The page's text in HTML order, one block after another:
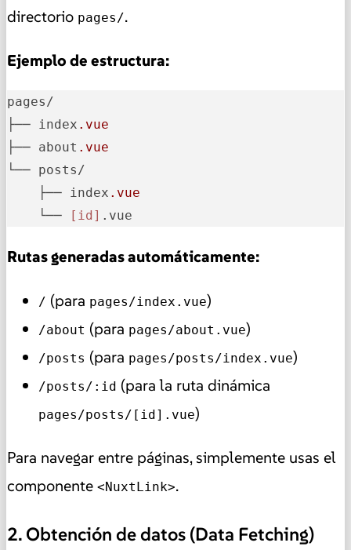
directorio pages/.
Ejemplo de estructura:
pages/
├── index .vue
├── about .vue
└── posts/
    ├── index
.vue
    └──
[id] .vue
Rutas generadas automáticamente:
/ (para pages/index.vue)
/about (para pages/about.vue)
/posts (para pages/posts/index.vue)
/posts/:id (para la ruta dinámica
pages/posts/[id].vue)
Para navegar entre páginas, simplemente usas el
componente <NuxtLink>.
2. Obtención de datos (Data Fetching)